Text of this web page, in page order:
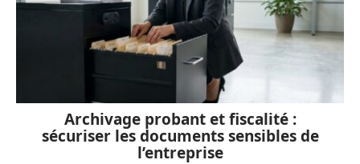
Archivage probant et fiscalité :
sécuriser les documents sensibles de
l’entreprise